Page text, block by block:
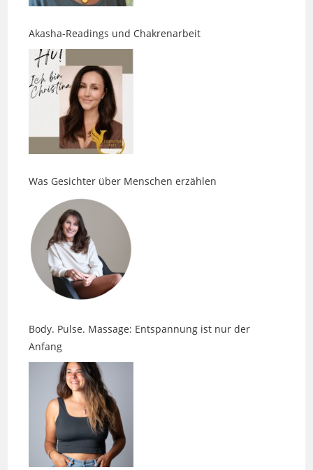
Was Gesichter über Menschen erzählen
Body. Pulse. Massage: Entspannung ist nur der
Faszien, Spannung und die Sprache des Körpers